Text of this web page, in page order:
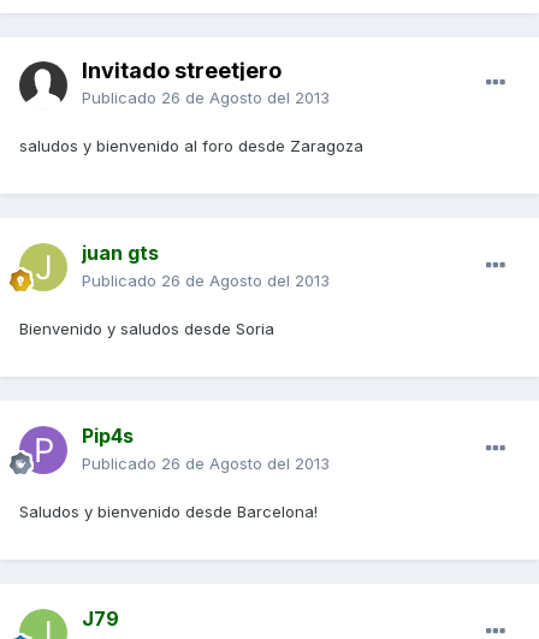
Invitado streetjero
Publicado 26 de Agosto del 2013
saludos y bienvenido al foro desde Zaragoza
juan gts
Publicado 26 de Agosto del 2013
Bienvenido y saludos desde Soria
Pip4s
Publicado 26 de Agosto del 2013
Saludos y bienvenido desde Barcelona!
J79